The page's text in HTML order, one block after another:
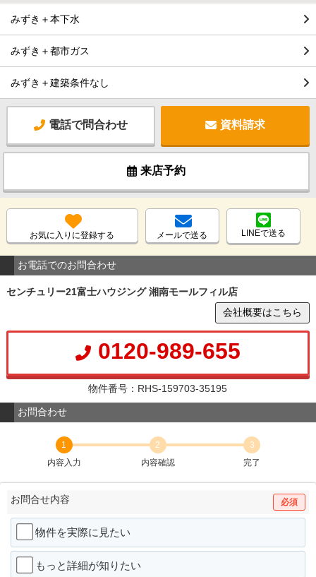
みずき＋本下水
みずき＋都市ガス
みずき＋建築条件なし
電話で問合わせ 資料請求
来店予約
お気に入りに登録する メールで送る LINEで送る
お電話でのお問合わせ
センチュリー21富士ハウジング 湘南モールフィル店
会社概要はこちら
0120-989-655
物件番号：RHS-159703-35195
お問合わせ
1
内容入力
2
内容確認
3
完了
お問合せ内容 必須
物件を実際に見たい
もっと詳細が知りたい